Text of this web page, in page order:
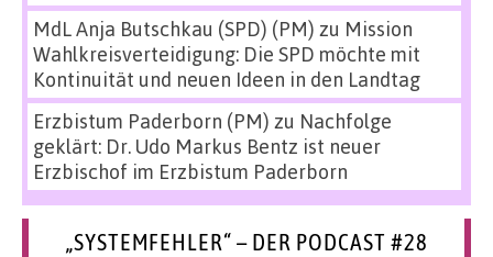
MdL Anja Butschkau (SPD) (PM) zu Mission
Wahlkreisverteidigung: Die SPD möchte mit
Kontinuität und neuen Ideen in den Landtag
Erzbistum Paderborn (PM) zu Nachfolge
geklärt: Dr. Udo Markus Bentz ist neuer
Erzbischof im Erzbistum Paderborn
„SYSTEMFEHLER“ – DER PODCAST #28